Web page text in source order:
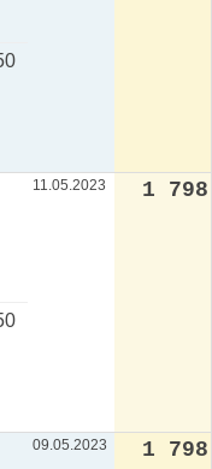
11.05.2023 1 798
09.05.2023 1 798